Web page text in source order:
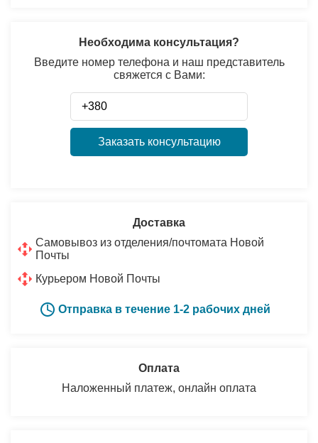
Необходима консультация?
Введите номер телефона и наш представитель
свяжется с Вами:
Заказать консультацию
Доставка
Самовывоз из отделения/почтомата Новой
Почты
Курьером Новой Почты
Отправка в течение 1-2 рабочих дней
Оплата
Наложенный платеж, онлайн оплата